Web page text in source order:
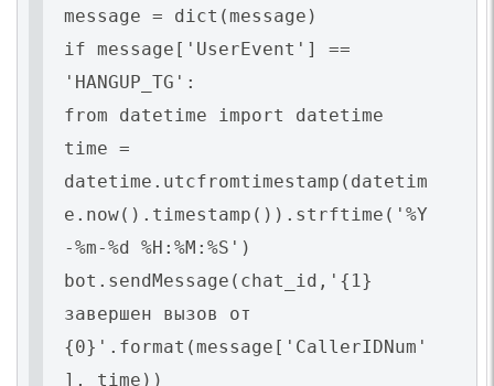
message = dict(message)
if message['UserEvent'] ==
'HANGUP_TG':
from datetime import datetime
time =
datetime.utcfromtimestamp(datetim
e.now().timestamp()).strftime('%Y
-%m-%d %H:%M:%S')
bot.sendMessage(chat_id,'{1}
завершен вызов от
{0}'.format(message['CallerIDNum'
], time))